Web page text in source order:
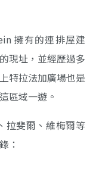
擁有的連排屋建
現址，並經歷過多
特拉法加廣場也是
區域一遊。
拉斐爾、維梅爾等
：